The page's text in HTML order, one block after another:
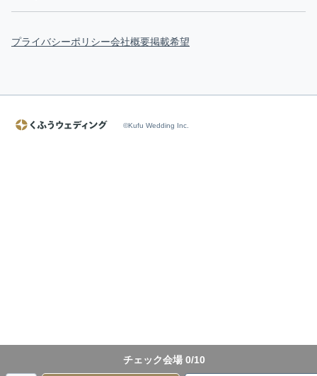
チェック会場 0/10
プライバシーポリシー会社概要掲載希望
©Kufu Wedding Inc.